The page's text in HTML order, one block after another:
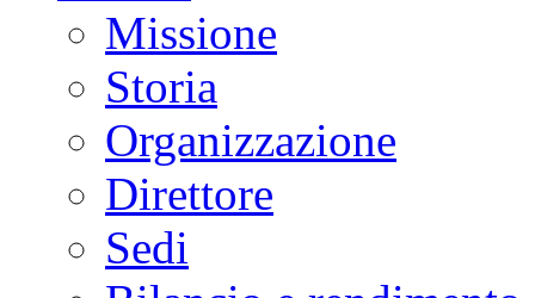
Missione
Storia
Organizzazione
Direttore
Sedi